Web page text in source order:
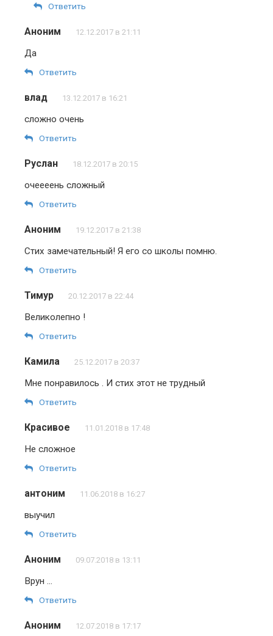
Ответить
Аноним 12.12.2017 в 21:11
Да
Ответить
влад 13.12.2017 в 16:21
сложно очень
Ответить
Руслан 18.12.2017 в 20:15
очеееень сложный
Ответить
Аноним 19.12.2017 в 21:38
Стих замечательный! Я его со школы помню.
Ответить
Тимур 20.12.2017 в 22:44
Великолепно !
Ответить
Камила 25.12.2017 в 20:37
Мне понравилось . И стих этот не трудный
Ответить
Красивое 11.01.2018 в 17:48
Не сложное
Ответить
антоним 11.06.2018 в 16:27
выучил
Ответить
Аноним 09.07.2018 в 13:11
Врун …
Ответить
Аноним 12.07.2018 в 17:17